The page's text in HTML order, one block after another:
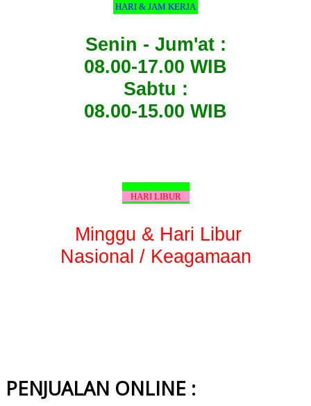
HARI & JAM KERJA
Senin - Jum'at :
08.00-17.00 WIB
Sabtu :
08.00-15.00 WIB
HARI LIBUR
Minggu & Hari Libur
Nasional / Keagamaan
PENJUALAN ONLINE :